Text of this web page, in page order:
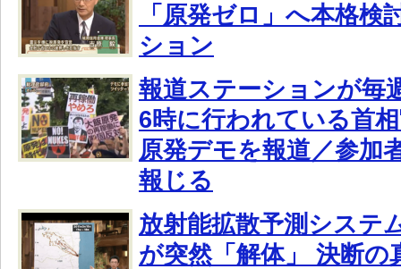
「原発ゼロ」へ本格検
ション
報道ステーションが毎
6時に行われている首
原発デモを報道／参加
報じる
放射能拡散予測システ
が突然「解体」 決断の